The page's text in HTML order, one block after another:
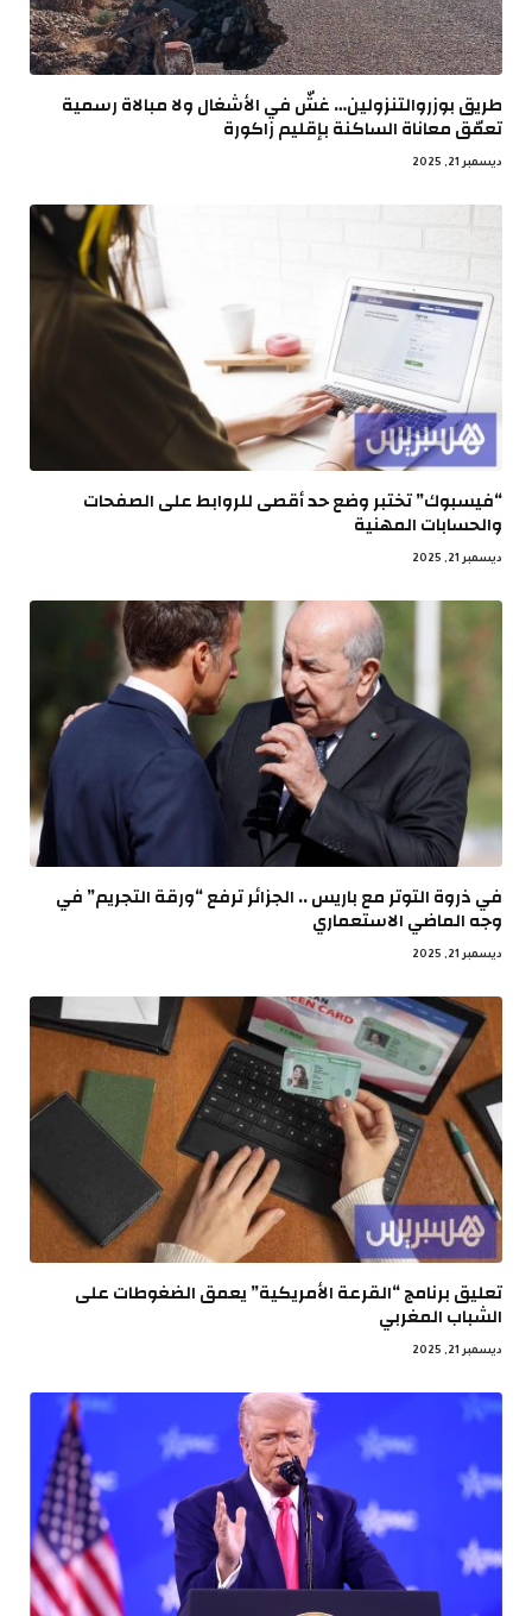
طريق بوزروالتنزولين… غشّ في الأشغال ولا مبالاة رسمية
تعمّق معاناة الساكنة بإقليم زاكورة
ديسمبر 21, 2025
“فيسبوك” تختبر وضع حد أقصى للروابط على الصفحات
والحسابات المهنية
ديسمبر 21, 2025
في ذروة التوتر مع باريس .. الجزائر ترفع “ورقة التجريم” في
وجه الماضي الاستعماري
ديسمبر 21, 2025
تعليق برنامج “القرعة الأمريكية” يعمق الضغوطات على
الشباب المغربي
ديسمبر 21, 2025